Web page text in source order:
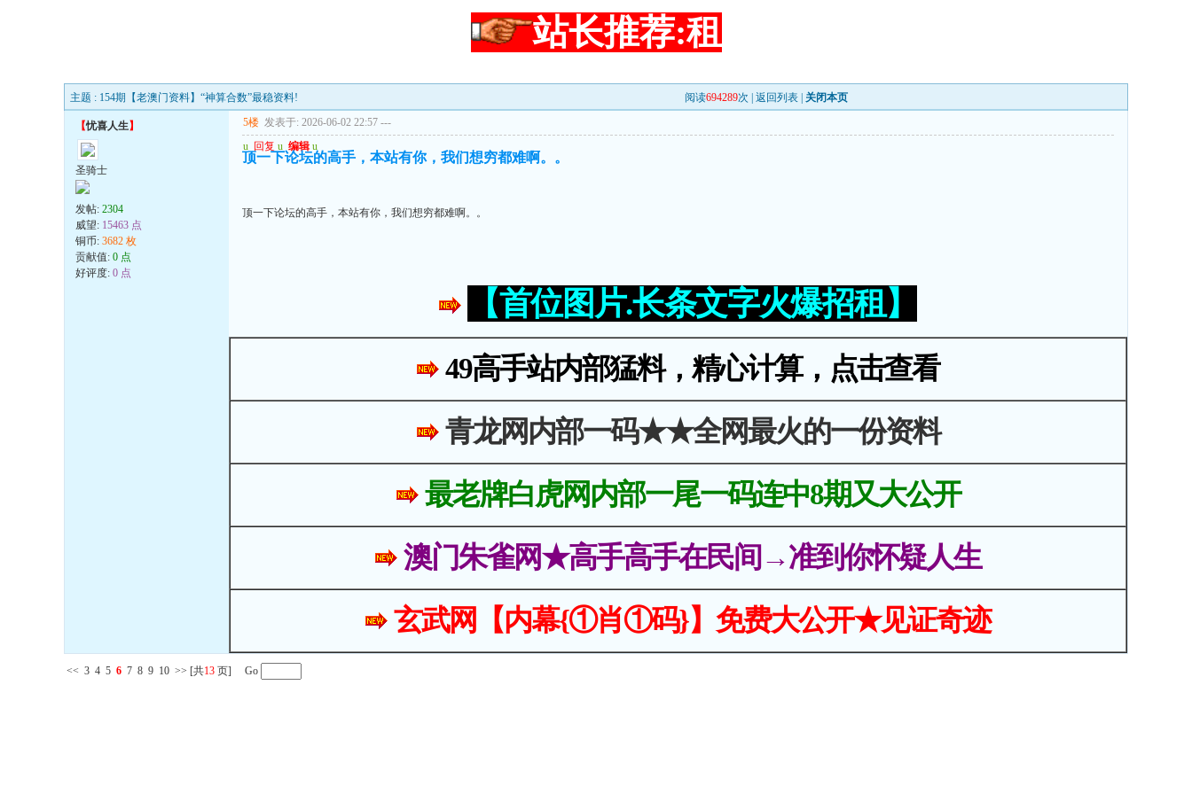
站长推荐:租
主题 : 154期【老澳门资料】“神算合数”最稳资料! 阅读694289次 | 返回列表 关闭本页
【忧喜人生】
圣骑士
发帖: 2304
威望: 15463 点
铜币: 3682 枚
贡献值: 0 点
好评度: 0 点
5楼 发表于: 2026-06-02 22:57 ---
u 回复 u 编辑 u
顶一下论坛的高手，本站有你，我们想穷都难啊。。
顶一下论坛的高手，本站有你，我们想穷都难啊。。
【首位图片.长条文字火爆招租】
49高手站内部猛料，精心计算，点击查看
青龙网内部一码★★全网最火的一份资料
最老牌白虎网内部一尾一码连中8期又大公开
澳门朱雀网★高手高手在民间→准到你怀疑人生
玄武网【内幕{①肖①码}】免费大公开★见证奇迹
<< 3 4 5 6 7 8 9 10 >> [共13 页] Go